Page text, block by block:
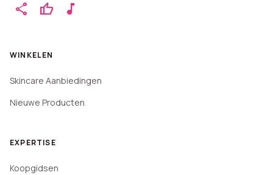
share thumb_up music_note
WINKELEN
Skincare Aanbiedingen
Nieuwe Producten
EXPERTISE
Koopgidsen